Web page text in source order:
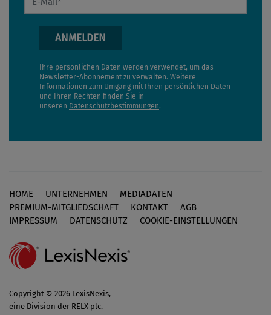
Ihre persönlichen Daten werden verwendet, um das
Newsletter-Abonnement zu verwalten. Weitere
Informationen zum Umgang mit Ihren persönlichen Daten
und Ihren Rechten finden Sie in
unseren Datenschutzbestimmungen.
Footer
HOME UNTERNEHMEN
MEDIADATEN
PREMIUM-MITGLIEDSCHAFT
KONTAKT
AGB
IMPRESSUM
DATENSCHUTZ COOKIE-EINSTELLUNGEN
Copyright © 2026 LexisNexis,
eine Division der RELX plc.